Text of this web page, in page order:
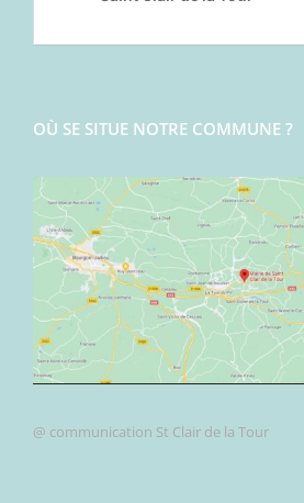
OÙ SE SITUE NOTRE COMMUNE ?
@ communication St Clair de la Tour